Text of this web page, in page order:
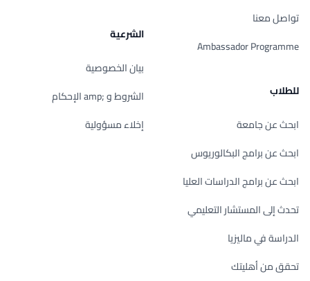
تواصل معنا
Ambassador Programme
للطلاب
ابحث عن جامعة
ابحث عن برامج البكالوريوس
ابحث عن برامج الدراسات العليا
تحدث إلى المستشار التعليمي
الدراسة في ماليزيا
تحقق من أهليتك
الشرعية
بيان الخصوصية
الشروط و ;amp الإحكام
إخلاء مسؤولية